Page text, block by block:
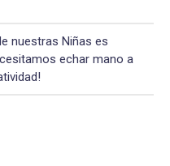
nuestras Niñas es
echar mano a